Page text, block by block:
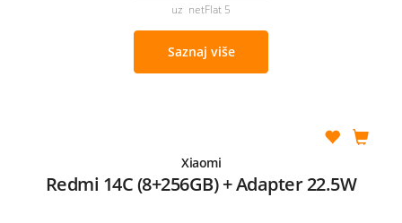
uz netFlat 5
Saznaj više
Xiaomi
Redmi 14C (8+256GB) + Adapter 22.5W